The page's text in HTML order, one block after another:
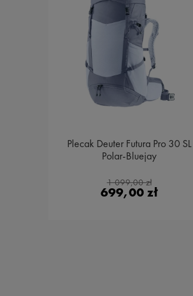
Plecak Deuter Futura Pro 30 SL
Polar-Bluejay
1 099,00 zł
699,00 zł